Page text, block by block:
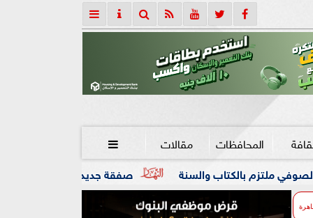
المحافظات مقالات 
صفقة جديدة تدعم صفوف ريال مدريد والسنة